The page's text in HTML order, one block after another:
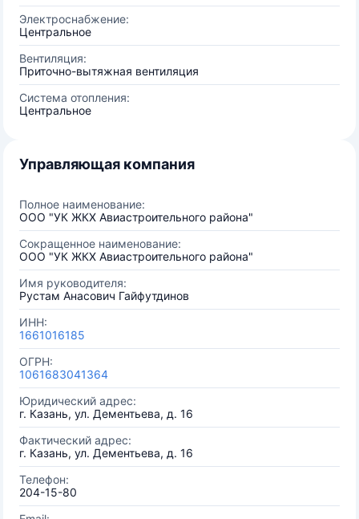
Электроснабжение:
Центральное
Вентиляция:
Приточно-вытяжная вентиляция
Система отопления:
Центральное
Управляющая компания
Полное наименование:
ООО "УК ЖКХ Авиастроительного района"
Сокращенное наименование:
ООО "УК ЖКХ Авиастроительного района"
Имя руководителя:
Рустам Анасович Гайфутдинов
ИНН:
1661016185
ОГРН:
1061683041364
Юридический адрес:
г. Казань, ул. Дементьева, д. 16
Фактический адрес:
г. Казань, ул. Дементьева, д. 16
Телефон:
204-15-80